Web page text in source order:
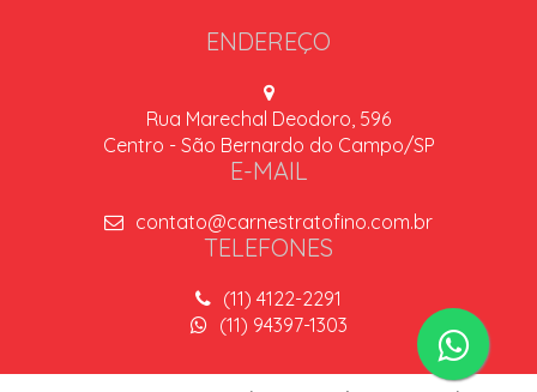
ENDEREÇO
Rua Marechal Deodoro, 596
Centro - São Bernardo do Campo/SP
E-MAIL
contato@carnestratofino.com.br
TELEFONES
(11) 4122-2291
(11) 94397-1303